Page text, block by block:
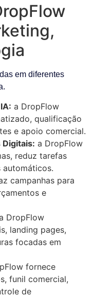
em diferentes
a DropFlow
qualificação
e apoio comercial.
Digitais: a DropFlow
reduz tarefas
automáticos.
campanhas para
e
DropFlow
landing pages,
focadas em
fornece
funil comercial,
de